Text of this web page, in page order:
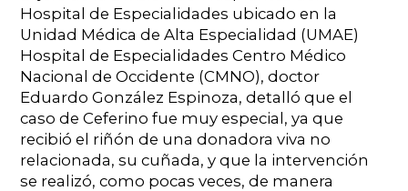
Hospital de Especialidades ubicado en la
Unidad Médica de Alta Especialidad (UMAE)
Hospital de Especialidades Centro Médico
Nacional de Occidente (CMNO), doctor
Eduardo González Espinoza, detalló que el
caso de Ceferino fue muy especial, ya que
recibió el riñón de una donadora viva no
relacionada, su cuñada, y que la intervención
se realizó, como pocas veces, de manera